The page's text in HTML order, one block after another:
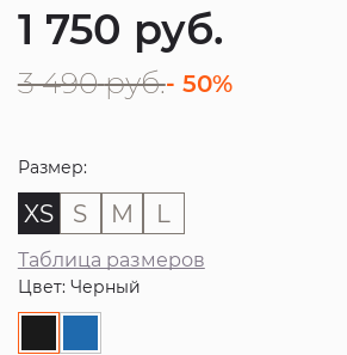
1 750 руб.
3 490 руб.- 50%
Размер:
XS S M L
Таблица размеров
Цвет: Черный